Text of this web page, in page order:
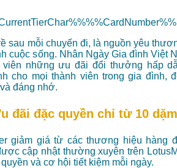
sau mỗi chuyến đi, là nguồn yêu
cuộc sống. Nhân Ngày Gia đình Việt
những ưu đãi đổi thưởng hấp
cho mọi thành viên trong gia đình,
đáng nhớ.
đãi đặc quyền chỉ từ 10 dặm
giảm giá từ các thương hiệu hàng
cập nhật thường xuyên trên
và cơ hội tiết kiệm mỗi ngày.